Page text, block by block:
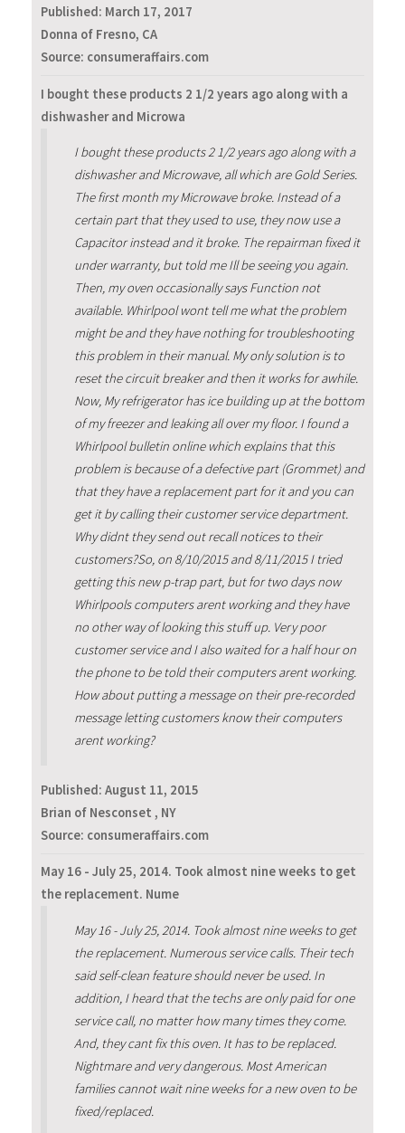
Published: March 17, 2017
Donna of Fresno, CA
Source: consumeraffairs.com
I bought these products 2 1/2 years ago along with a
dishwasher and Microwa
I bought these products 2 1/2 years ago along with a
dishwasher and Microwave, all which are Gold Series.
The first month my Microwave broke. Instead of a
certain part that they used to use, they now use a
Capacitor instead and it broke. The repairman fixed it
under warranty, but told me Ill be seeing you again.
Then, my oven occasionally says Function not
available. Whirlpool wont tell me what the problem
might be and they have nothing for troubleshooting
this problem in their manual. My only solution is to
reset the circuit breaker and then it works for awhile.
Now, My refrigerator has ice building up at the bottom
of my freezer and leaking all over my floor. I found a
Whirlpool bulletin online which explains that this
problem is because of a defective part (Grommet) and
that they have a replacement part for it and you can
get it by calling their customer service department.
Why didnt they send out recall notices to their
customers?So, on 8/10/2015 and 8/11/2015 I tried
getting this new p-trap part, but for two days now
Whirlpools computers arent working and they have
no other way of looking this stuff up. Very poor
customer service and I also waited for a half hour on
the phone to be told their computers arent working.
How about putting a message on their pre-recorded
message letting customers know their computers
arent working?
Published: August 11, 2015
Brian of Nesconset , NY
Source: consumeraffairs.com
May 16 - July 25, 2014. Took almost nine weeks to get
the replacement. Nume
May 16 - July 25, 2014. Took almost nine weeks to get
the replacement. Numerous service calls. Their tech
said self-clean feature should never be used. In
addition, I heard that the techs are only paid for one
service call, no matter how many times they come.
And, they cant fix this oven. It has to be replaced.
Nightmare and very dangerous. Most American
families cannot wait nine weeks for a new oven to be
fixed/replaced.